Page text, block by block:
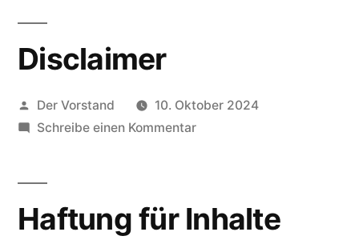
Disclaimer
Veröffentlicht
von
Der Vorstand
10. Oktober 2024
Schreibe einen Kommentarzu
Haftung für Inhalte